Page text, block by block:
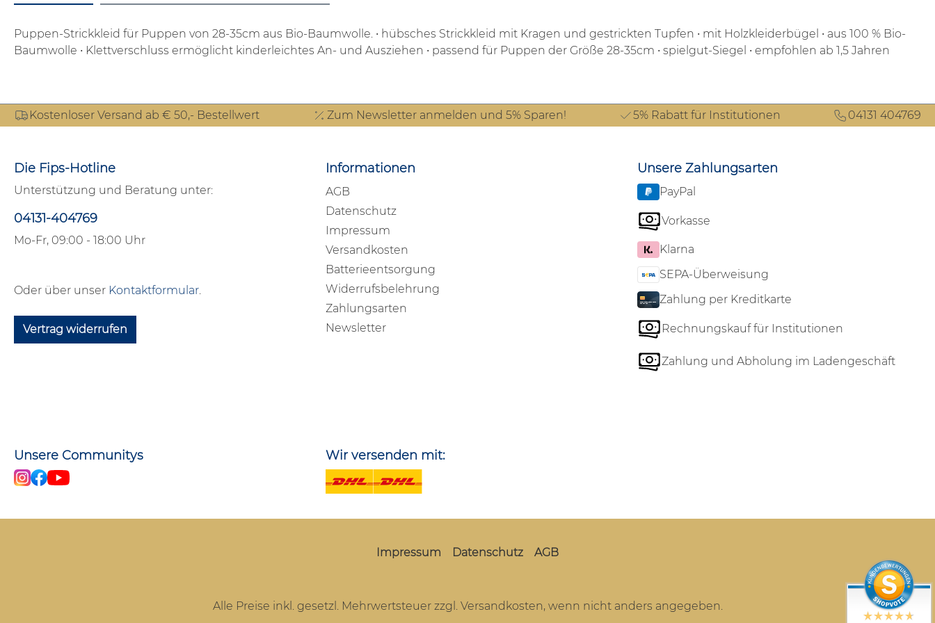
Puppen-Strickkleid für Puppen von 28-35cm aus Bio-Baumwolle. • hübsches Strickkleid mit Kragen und gestrickten Tupfen • mit Holzkleiderbügel • aus 100 % Bio-
Baumwolle • Klettverschluss ermöglicht kinderleichtes An- und Ausziehen • passend für Puppen der Größe 28-35cm • spielgut-Siegel • empfohlen ab 1,5 Jahren
Kostenloser Versand ab € 50,- Bestellwert Zum Newsletter anmelden und 5% Sparen! 5% Rabatt für Institutionen 04131 404769
Die Fips-Hotline
Unterstützung und Beratung unter:
04131-404769
Mo-Fr, 09:00 - 18:00 Uhr
Oder über unser Kontaktformular.
Vertrag widerrufen
Informationen
AGB
Datenschutz
Impressum
Versandkosten
Batterieentsorgung
Widerrufsbelehrung
Zahlungsarten
Newsletter
Unsere Zahlungsarten
PayPal
Vorkasse
Klarna
SEPA-Überweisung
Zahlung per Kreditkarte
Rechnungskauf für Institutionen
Zahlung und Abholung im Ladengeschäft
Unsere Communitys Wir versenden mit:
Impressum Datenschutz AGB
Alle Preise inkl. gesetzl. Mehrwertsteuer zzgl. Versandkosten, wenn nicht anders angegeben.